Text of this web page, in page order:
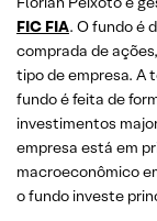
FIC FIA. O fundo é
comprada de
tipo de empresa. A
fundo é feita de
investimentos
empresa está em
macroeconômico
o fundo investe